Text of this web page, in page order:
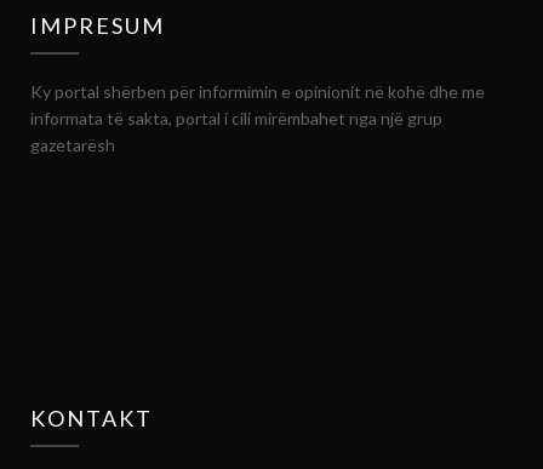
IMPRESUM
Ky portal shërben për informimin e opinionit në kohë dhe me
informata të sakta, portal i cili mirëmbahet nga një grup
gazetarësh
KONTAKT